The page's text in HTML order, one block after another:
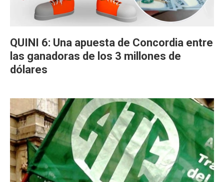
QUINI 6: Una apuesta de Concordia entre
las ganadoras de los 3 millones de
dólares